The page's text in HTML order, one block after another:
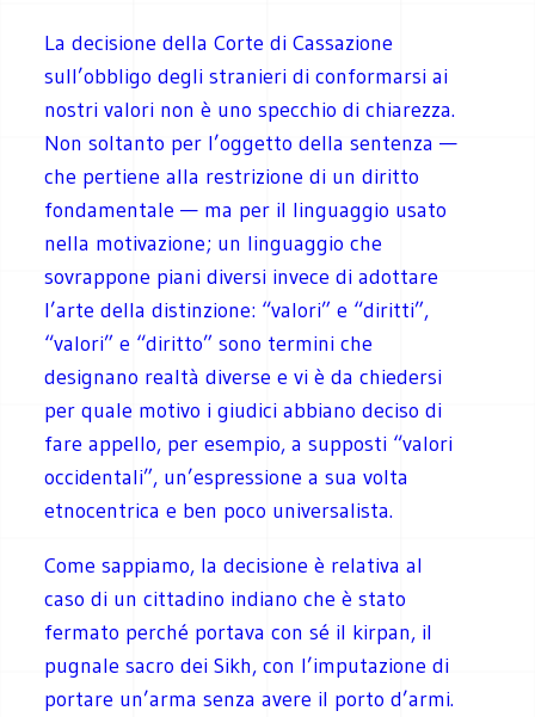
La decisione della Corte di Cassazione
sull’obbligo degli stranieri di conformarsi ai
nostri valori non è uno specchio di chiarezza.
Non soltanto per l’oggetto della sentenza —
che pertiene alla restrizione di un diritto
fondamentale — ma per il linguaggio usato
nella motivazione; un linguaggio che
sovrappone piani diversi invece di adottare
l’arte della distinzione: “valori” e “diritti”,
“valori” e “diritto” sono termini che
designano realtà diverse e vi è da chiedersi
per quale motivo i giudici abbiano deciso di
fare appello, per esempio, a supposti “valori
occidentali”, un’espressione a sua volta
etnocentrica e ben poco universalista.
Come sappiamo, la decisione è relativa al
caso di un cittadino indiano che è stato
fermato perché portava con sé il kirpan, il
pugnale sacro dei Sikh, con l’imputazione di
portare un’arma senza avere il porto d’armi.